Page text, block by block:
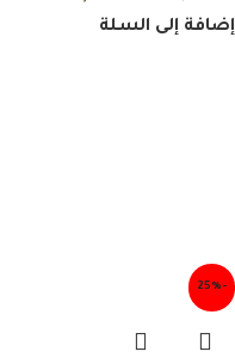
إضافة إلى السلة
-25%